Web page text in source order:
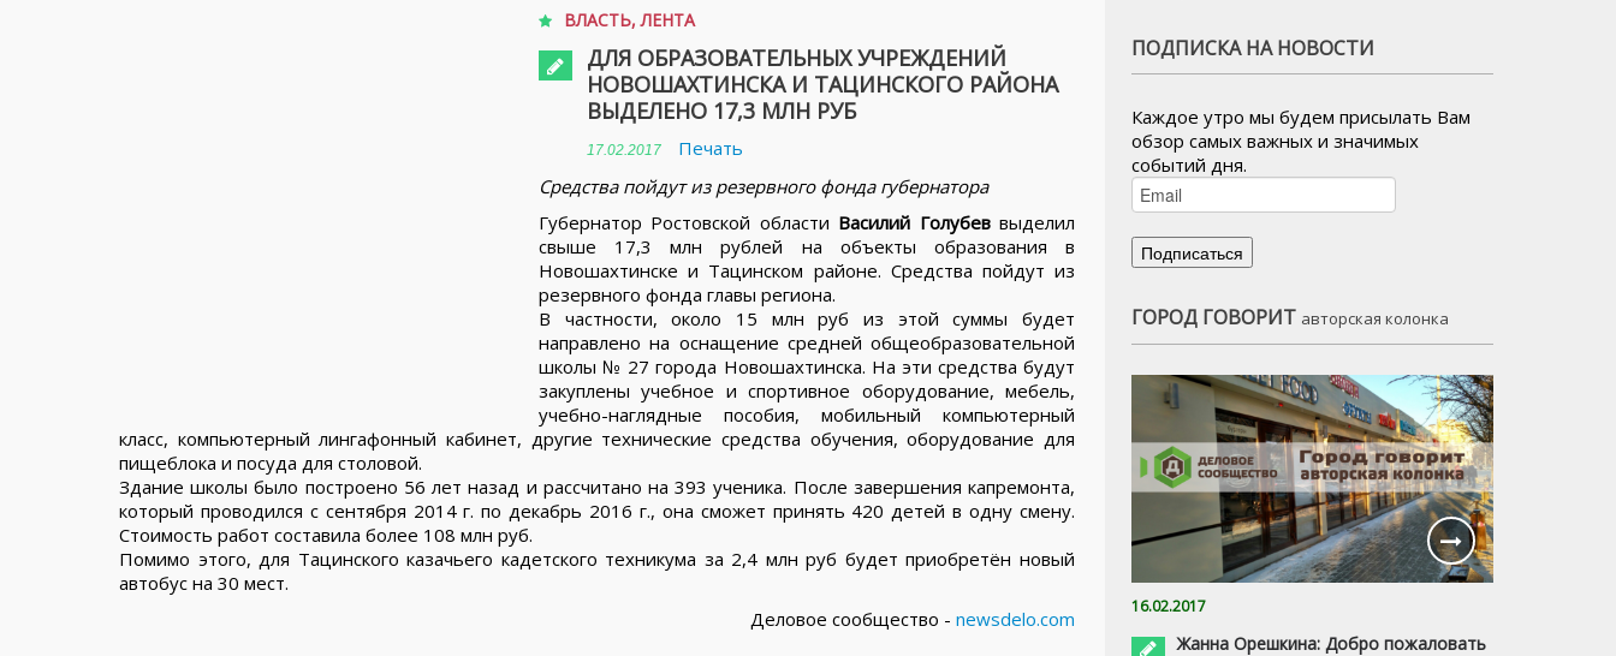
ВЛАСТЬ,ЛЕНТА
ДЛЯ ОБРАЗОВАТЕЛЬНЫХ УЧРЕЖДЕНИЙ
НОВОШАХТИНСКА И ТАЦИНСКОГО РАЙОНА
ВЫДЕЛЕНО 17,3 МЛН РУБ
17.02.2017
Печать
Средства пойдут из резервного фонда губернатора
Губернатор Ростовской области Василий Голубеввыделил
свыше 17,3 млн рублей на объекты образования в
Новошахтинске и Тацинском районе. Средства пойдут из
резервного фонда главы региона.
В частности, около 15 млн руб из этой суммы будет
направлено на оснащение средней общеобразовательной
школы № 27 города Новошахтинска. На эти средства будут
закуплены учебное и спортивное оборудование, мебель,
учебно-наглядные пособия, мобильный компьютерный
класс, компьютерный лингафонный кабинет, другие технические средства обучения, оборудование для
пищеблока и посуда для столовой.
Здание школы было построено 56 лет назад и рассчитано на 393 ученика. После завершения капремонта,
который проводился с сентября 2014 г. по декабрь 2016 г., она сможет принять 420 детей в одну смену.
Стоимость работ составила более 108 млн руб.
Помимо этого, для Тацинского казачьего кадетского техникума за 2,4 млн руб будет приобретён новый
автобус на 30 мест.
Деловое сообщество - newsdelo.com
ПОДПИСКА НА НОВОСТИ
Каждое утро мы будем присылать Вам
обзор самых важных и значимых
событий дня.
ГОРОД ГОВОРИТ авторская колонка
16.02.2017
Жанна Орешкина: Добро пожаловать